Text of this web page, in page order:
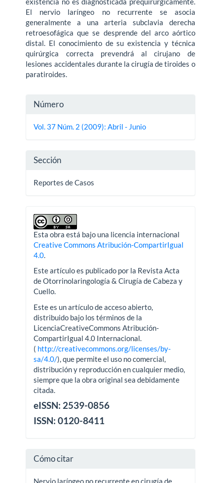
El nervio laríngeo no recurrente se asocia
generalmente a una arteria subclavia derecha
retroesofágica que se desprende del arco aórtico
distal. El conocimiento de su existencia y técnica
quirúrgica correcta prevendrá al cirujano de
lesiones accidentales durante la cirugía de tiroides o
paratiroides.
Detalles
del
Número
Vol. 37 Núm. 2 (2009): Abril - Junio
Sección
Reportes de Casos
Esta obra está bajo una licencia internacional
Creative Commons Atribución-CompartirIgual
4.0.
Este artículo es publicado por la Revista Acta
de Otorrinolaringología & Cirugía de Cabeza y
Cuello.
Este es un artículo de acceso abierto,
distribuido bajo los términos de la
LicenciaCreativeCommons Atribución-
CompartirIgual 4.0 Internacional.
( http://creativecommons.org/licenses/by-
sa/4.0/), que permite el uso no comercial,
distribución y reproducción en cualquier medio,
siempre que la obra original sea debidamente
citada.
eISSN: 2539-0856
ISSN: 0120-8411
Cómo citar
Nervio laríngeo no recurrente en cirugía de